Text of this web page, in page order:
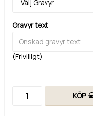
Gravyr text
(Frivilligt)
KÖP